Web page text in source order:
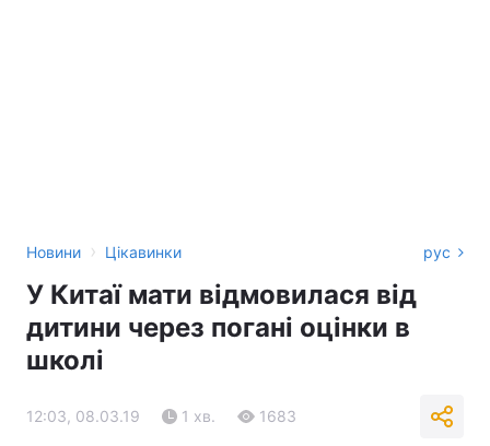
Новини › Цікавинки рус
У Китаї мати відмовилася від
дитини через погані оцінки в
школі
12:03, 08.03.19 1 хв. 1683